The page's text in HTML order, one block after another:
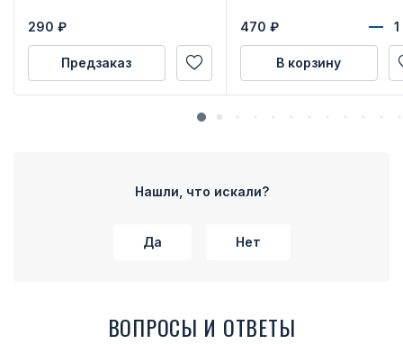
290 ₽
Предзаказ
470 ₽
В корзину
Нашли, что искали?
Да Нет
ВОПРОСЫ И ОТВЕТЫ